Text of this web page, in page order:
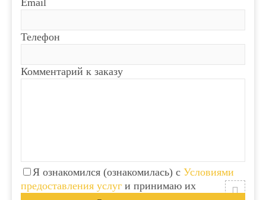
Email
Телефон
Комментарий к заказу
Я ознакомился (ознакомилась) с Условиями
предоставления услуг и принимаю их